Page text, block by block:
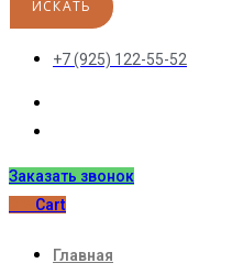
+7 (925) 122-55-52
Заказать звонок
Cart
Главная